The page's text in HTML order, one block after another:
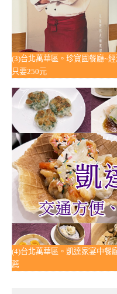
(3)台北萬華區。珍寶園餐廳~
只要250元
(4)台北萬華區。凱達家宴中餐
薦